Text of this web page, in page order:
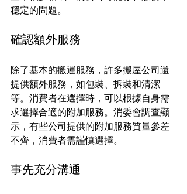
穩定的問題。
確認額外服務
除了基本的搬運服務，許多搬屋公司還
提供額外服務，如包裝、拆裝和清潔
等。消費者在選擇時，可以根據自身需
求選擇合適的附加服務。消委會調查顯
示，有些公司提供的附加服務質量參差
不齊，消費者需謹慎選擇。
事先充分溝通